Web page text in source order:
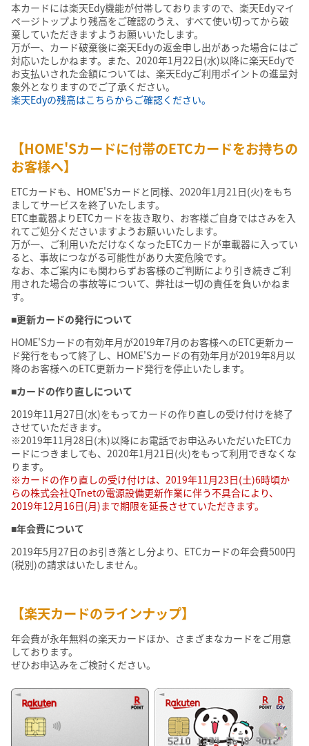
本カードには楽天Edy機能が付帯しておりますので、楽天Edyマイ
ページトップより残高をご確認のうえ、すべて使い切ってから破
棄していただきますようお願いいたします。
万が一、カード破棄後に楽天Edyの返金申し出があった場合にはご
対応いたしかねます。また、2020年1月22日(水)以降に楽天Edyで
お支払いされた金額については、楽天Edyご利用ポイントの進呈対
象外となりますのでご了承ください。
楽天Edyの残高はこちらからご確認ください。
【HOME'Sカードに付帯のETCカードをお持ちの
お客様へ】
ETCカードも、HOME'Sカードと同様、2020年1月21日(火)をもち
ましてサービスを終了いたします。
ETC車載器よりETCカードを抜き取り、お客様ご自身ではさみを入
れてご処分くださいますようお願いいたします。
万が一、ご利用いただけなくなったETCカードが車載器に入ってい
ると、事故につながる可能性があり大変危険です。
なお、本ご案内にも関わらずお客様のご判断により引き続きご利
用された場合の事故等について、弊社は一切の責任を負いかねま
す。
■更新カードの発行について
HOME'Sカードの有効年月が2019年7月のお客様へのETC更新カー
ド発行をもって終了し、HOME'Sカードの有効年月が2019年8月以
降のお客様へのETC更新カード発行を停止いたします。
■カードの作り直しについて
2019年11月27日(水)をもってカードの作り直しの受け付けを終了
させていただきます。
※2019年11月28日(木)以降にお電話でお申込みいただいたETCカ
ードにつきましても、2020年1月21日(火)をもって利用できなくな
ります。
※カードの作り直しの受け付けは、2019年11月23日(土)6時頃か
らの株式会社QTnetの電源設備更新作業に伴う不具合により、
2019年12月16日(月)まで期限を延長させていただきます。
■年会費について
2019年5月27日のお引き落とし分より、ETCカードの年会費500円
(税別)の請求はいたしません。
【楽天カードのラインナップ】
年会費が永年無料の楽天カードほか、さまざまなカードをご用意
しております。
ぜひお申込みをご検討ください。